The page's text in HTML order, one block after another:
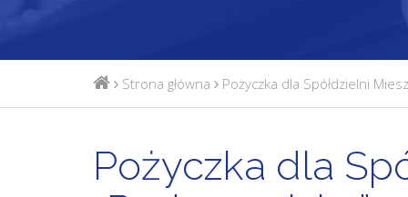
Strona główna Pożyczka dla Spółdzielni
Pożyczka dla